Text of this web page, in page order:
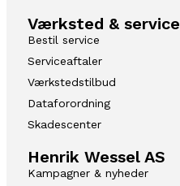
Værksted & service
Bestil service
Serviceaftaler
Værkstedstilbud
Dataforordning
Skadescenter
Henrik Wessel AS
Kampagner & nyheder